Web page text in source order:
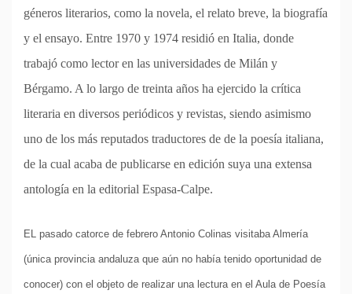
géneros literarios, como la novela, el relato breve, la biografía
y el ensayo. Entre 1970 y 1974 residió en Italia, donde
trabajó como lector en las universidades de Milán y
Bérgamo. A lo largo de treinta años ha ejercido la crítica
literaria en diversos periódicos y revistas, siendo asimismo
uno de los más reputados traductores de de la poesía italiana,
de la cual acaba de publicarse en edición suya una extensa
antología en la editorial Espasa-Calpe.
EL pasado catorce de febrero Antonio Colinas visitaba Almería
(única provincia andaluza que aún no había tenido oportunidad de
conocer) con el objeto de realizar una lectura en el Aula de Poesía